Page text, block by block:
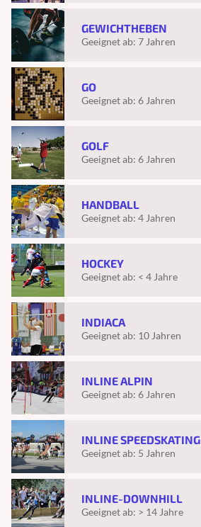
GEWICHTHEBEN
Geeignet ab: 7 Jahren
GO
Geeignet ab: 6 Jahren
GOLF
Geeignet ab: 6 Jahren
HANDBALL
Geeignet ab: 4 Jahren
HOCKEY
Geeignet ab: < 4 Jahre
INDIACA
Geeignet ab: 10 Jahren
INLINE ALPIN
Geeignet ab: 6 Jahren
INLINE SPEEDSKATING
Geeignet ab: 5 Jahren
INLINE-DOWNHILL
Geeignet ab: > 14 Jahre